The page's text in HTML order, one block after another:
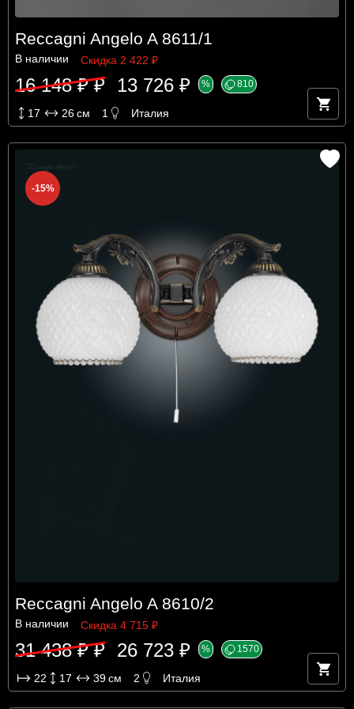
Reccagni Angelo A 8611/1
В наличии Скидка 2 422 ₽
16 148 ₽ ₽ 13 726 ₽ % 810
17 26см 1 Италия
-15%
Reccagni Angelo A 8610/2
В наличии Скидка 4 715 ₽
31 438 ₽ ₽ 26 723 ₽ % 1570
22 17 39см 2 Италия